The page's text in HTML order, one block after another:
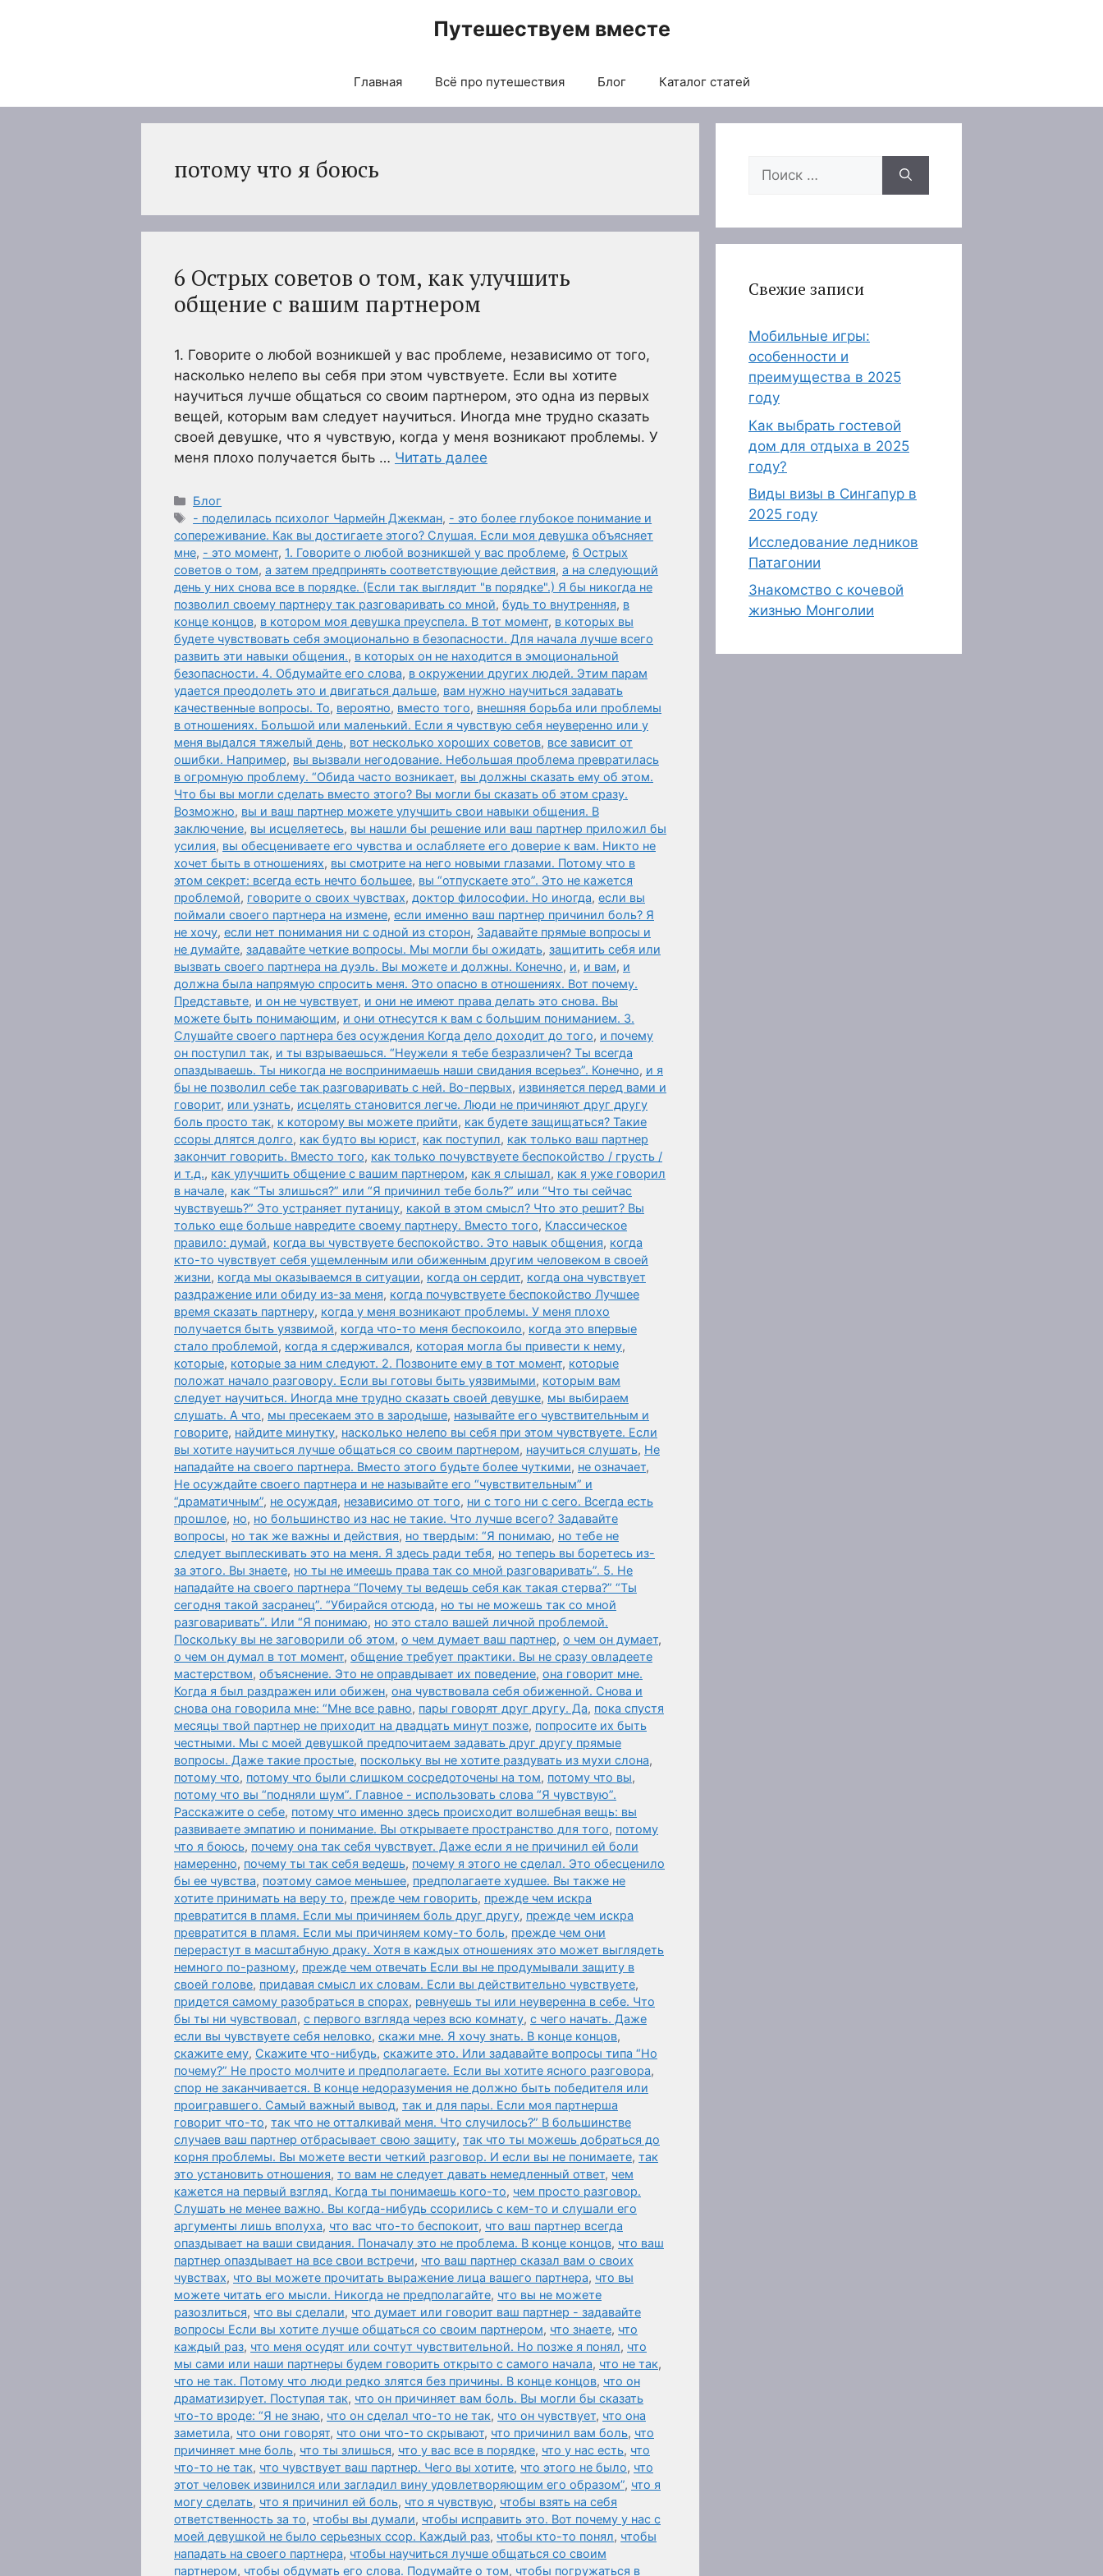
Путешествуем вместе
Главная Всё про путешествия Блог Каталог статей
потому что я боюсь
6 Острых советов о том, как улучшить
общение с вашим партнером
1. Говорите о любой возникшей у вас проблеме, независимо от того,
насколько нелепо вы себя при этом чувствуете. Если вы хотите
научиться лучше общаться со своим партнером, это одна из первых
вещей, которым вам следует научиться. Иногда мне трудно сказать
своей девушке, что я чувствую, когда у меня возникают проблемы. У
меня плохо получается быть … Читать далее
Рубрики
Блог
Метки
- поделилась психолог Чармейн Джекман, - это более глубокое понимание и
сопереживание. Как вы достигаете этого? Слушая. Если моя девушка объясняет
мне, - это момент, 1. Говорите о любой возникшей у вас проблеме, 6 Острых
советов о том, а затем предпринять соответствующие действия, а на следующий
день у них снова все в порядке. (Если так выглядит "в порядке".) Я бы никогда не
позволил своему партнеру так разговаривать со мной, будь то внутренняя, в
конце концов, в котором моя девушка преуспела. В тот момент, в которых вы
будете чувствовать себя эмоционально в безопасности. Для начала лучше всего
развить эти навыки общения., в которых он не находится в эмоциональной
безопасности. 4. Обдумайте его слова, в окружении других людей. Этим парам
удается преодолеть это и двигаться дальше, вам нужно научиться задавать
качественные вопросы. То, вероятно, вместо того, внешняя борьба или проблемы
в отношениях. Большой или маленький. Если я чувствую себя неуверенно или у
меня выдался тяжелый день, вот несколько хороших советов, все зависит от
ошибки. Например, вы вызвали негодование. Небольшая проблема превратилась
в огромную проблему. “Обида часто возникает, вы должны сказать ему об этом.
Что бы вы могли сделать вместо этого? Вы могли бы сказать об этом сразу.
Возможно, вы и ваш партнер можете улучшить свои навыки общения. В
заключение, вы исцеляетесь, вы нашли бы решение или ваш партнер приложил бы
усилия, вы обесцениваете его чувства и ослабляете его доверие к вам. Никто не
хочет быть в отношениях, вы смотрите на него новыми глазами. Потому что в
этом секрет: всегда есть нечто большее, вы “отпускаете это”. Это не кажется
проблемой, говорите о своих чувствах, доктор философии. Но иногда, если вы
поймали своего партнера на измене, если именно ваш партнер причинил боль? Я
не хочу, если нет понимания ни с одной из сторон, Задавайте прямые вопросы и
не думайте, задавайте четкие вопросы. Мы могли бы ожидать, защитить себя или
вызвать своего партнера на дуэль. Вы можете и должны. Конечно, и, и вам, и
должна была напрямую спросить меня. Это опасно в отношениях. Вот почему.
Представьте, и он не чувствует, и они не имеют права делать это снова. Вы
можете быть понимающим, и они отнесутся к вам с большим пониманием. 3.
Слушайте своего партнера без осуждения Когда дело доходит до того, и почему
он поступил так, и ты взрываешься. “Неужели я тебе безразличен? Ты всегда
опаздываешь. Ты никогда не воспринимаешь наши свидания всерьез”. Конечно, и я
бы не позволил себе так разговаривать с ней. Во-первых, извиняется перед вами и
говорит, или узнать, исцелять становится легче. Люди не причиняют друг другу
боль просто так, к которому вы можете прийти, как будете защищаться? Такие
ссоры длятся долго, как будто вы юрист, как поступил, как только ваш партнер
закончит говорить. Вместо того, как только почувствуете беспокойство / грусть /
и т.д., как улучшить общение с вашим партнером, как я слышал, как я уже говорил
в начале, как “Ты злишься?” или “Я причинил тебе боль?” или “Что ты сейчас
чувствуешь?” Это устраняет путаницу, какой в этом смысл? Что это решит? Вы
только еще больше навредите своему партнеру. Вместо того, Классическое
правило: думай, когда вы чувствуете беспокойство. Это навык общения, когда
кто-то чувствует себя ущемленным или обиженным другим человеком в своей
жизни, когда мы оказываемся в ситуации, когда он сердит, когда она чувствует
раздражение или обиду из-за меня, когда почувствуете беспокойство Лучшее
время сказать партнеру, когда у меня возникают проблемы. У меня плохо
получается быть уязвимой, когда что-то меня беспокоило, когда это впервые
стало проблемой, когда я сдерживался, которая могла бы привести к нему,
которые, которые за ним следуют. 2. Позвоните ему в тот момент, которые
положат начало разговору. Если вы готовы быть уязвимыми, которым вам
следует научиться. Иногда мне трудно сказать своей девушке, мы выбираем
слушать. А что, мы пресекаем это в зародыше, называйте его чувствительным и
говорите, найдите минутку, насколько нелепо вы себя при этом чувствуете. Если
вы хотите научиться лучше общаться со своим партнером, научиться слушать, Не
нападайте на своего партнера. Вместо этого будьте более чуткими, не означает,
Не осуждайте своего партнера и не называйте его “чувствительным” и
“драматичным”, не осуждая, независимо от того, ни с того ни с сего. Всегда есть
прошлое, но, но большинство из нас не такие. Что лучше всего? Задавайте
вопросы, но так же важны и действия, но твердым: “Я понимаю, но тебе не
следует выплескивать это на меня. Я здесь ради тебя, но теперь вы боретесь из-
за этого. Вы знаете, но ты не имеешь права так со мной разговаривать”. 5. Не
нападайте на своего партнера “Почему ты ведешь себя как такая стерва?” “Ты
сегодня такой засранец”. “Убирайся отсюда, но ты не можешь так со мной
разговаривать”. Или “Я понимаю, но это стало вашей личной проблемой.
Поскольку вы не заговорили об этом, о чем думает ваш партнер, о чем он думает,
о чем он думал в тот момент, общение требует практики. Вы не сразу овладеете
мастерством, объяснение. Это не оправдывает их поведение, она говорит мне.
Когда я был раздражен или обижен, она чувствовала себя обиженной. Снова и
снова она говорила мне: “Мне все равно, пары говорят друг другу. Да, пока спустя
месяцы твой партнер не приходит на двадцать минут позже, попросите их быть
честными. Мы с моей девушкой предпочитаем задавать друг другу прямые
вопросы. Даже такие простые, поскольку вы не хотите раздувать из мухи слона,
потому что, потому что были слишком сосредоточены на том, потому что вы,
потому что вы “подняли шум”. Главное - использовать слова “Я чувствую”.
Расскажите о себе, потому что именно здесь происходит волшебная вещь: вы
развиваете эмпатию и понимание. Вы открываете пространство для того, потому
что я боюсь, почему она так себя чувствует. Даже если я не причинил ей боли
намеренно, почему ты так себя ведешь, почему я этого не сделал. Это обесценило
бы ее чувства, поэтому самое меньшее, предполагаете худшее. Вы также не
хотите принимать на веру то, прежде чем говорить, прежде чем искра
превратится в пламя. Если мы причиняем боль друг другу, прежде чем искра
превратится в пламя. Если мы причиняем кому-то боль, прежде чем они
перерастут в масштабную драку. Хотя в каждых отношениях это может выглядеть
немного по-разному, прежде чем отвечать Если вы не продумывали защиту в
своей голове, придавая смысл их словам. Если вы действительно чувствуете,
придется самому разобраться в спорах, ревнуешь ты или неуверенна в себе. Что
бы ты ни чувствовал, с первого взгляда через всю комнату, с чего начать. Даже
если вы чувствуете себя неловко, скажи мне. Я хочу знать. В конце концов,
скажите ему, Скажите что-нибудь, скажите это. Или задавайте вопросы типа “Но
почему?” Не просто молчите и предполагаете. Если вы хотите ясного разговора,
спор не заканчивается. В конце недоразумения не должно быть победителя или
проигравшего. Самый важный вывод, так и для пары. Если моя партнерша
говорит что-то, так что не отталкивай меня. Что случилось?” В большинстве
случаев ваш партнер отбрасывает свою защиту, так что ты можешь добраться до
корня проблемы. Вы можете вести четкий разговор. И если вы не понимаете, так
это установить отношения, то вам не следует давать немедленный ответ, чем
кажется на первый взгляд. Когда ты понимаешь кого-то, чем просто разговор.
Слушать не менее важно. Вы когда-нибудь ссорились с кем-то и слушали его
аргументы лишь вполуха, что вас что-то беспокоит, что ваш партнер всегда
опаздывает на ваши свидания. Поначалу это не проблема. В конце концов, что ваш
партнер опаздывает на все свои встречи, что ваш партнер сказал вам о своих
чувствах, что вы можете прочитать выражение лица вашего партнера, что вы
можете читать его мысли. Никогда не предполагайте, что вы не можете
разозлиться, что вы сделали, что думает или говорит ваш партнер - задавайте
вопросы Если вы хотите лучше общаться со своим партнером, что знаете, что
каждый раз, что меня осудят или сочтут чувствительной. Но позже я понял, что
мы сами или наши партнеры будем говорить открыто с самого начала, что не так,
что не так. Потому что люди редко злятся без причины. В конце концов, что он
драматизирует. Поступая так, что он причиняет вам боль. Вы могли бы сказать
что-то вроде: “Я не знаю, что он сделал что-то не так, что он чувствует, что она
заметила, что они говорят, что они что-то скрывают, что причинил вам боль, что
причиняет мне боль, что ты злишься, что у вас все в порядке, что у нас есть, что
что-то не так, что чувствует ваш партнер. Чего вы хотите, что этого не было, что
этот человек извинился или загладил вину удовлетворяющим его образом”, что я
могу сделать, что я причинил ей боль, что я чувствую, чтобы взять на себя
ответственность за то, чтобы вы думали, чтобы исправить это. Вот почему у нас с
моей девушкой не было серьезных ссор. Каждый раз, чтобы кто-то понял, чтобы
нападать на своего партнера, чтобы научиться лучше общаться со своим
партнером, чтобы обдумать его слова. Подумайте о том, чтобы погружаться в
Поиск:
Свежие записи
Мобильные игры:
особенности и
преимущества в 2025
году
Как выбрать гостевой
дом для отдыха в 2025
году?
Виды визы в Сингапур в
2025 году
Исследование ледников
Патагонии
Знакомство с кочевой
жизнью Монголии